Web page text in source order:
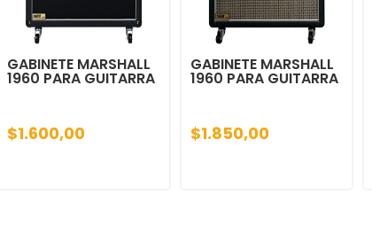
GABINETE MARSHALL
1960 PARA GUITARRA
$1.600,00
GABINETE MARSHALL
1960 PARA GUITARRA
$1.850,00